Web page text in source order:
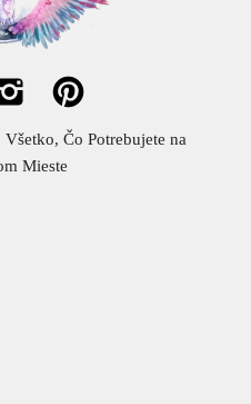
Všetko, Čo Potrebujete na
Mieste